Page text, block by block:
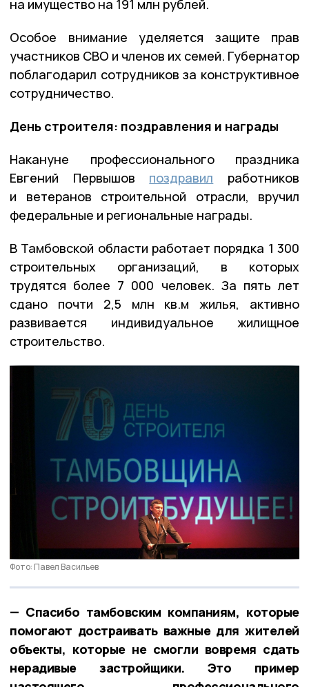
на имущество на 191 млн рублей.
Особое внимание уделяется защите прав
участников СВО и членов их семей. Губернатор
поблагодарил сотрудников за конструктивное
сотрудничество.
День строителя: поздравления и награды
Накануне профессионального праздника
Евгений Первышов поздравил работников
и ветеранов строительной отрасли, вручил
федеральные и региональные награды.
В Тамбовской области работает порядка 1 300
строительных организаций, в которых
трудятся более 7 000 человек. За пять лет
сдано почти 2,5 млн кв.м жилья, активно
развивается индивидуальное жилищное
строительство.
Фото: Павел Васильев
— Спасибо тамбовским компаниям, которые
помогают достраивать важные для жителей
объекты, которые не смогли вовремя сдать
нерадивые застройщики. Это пример